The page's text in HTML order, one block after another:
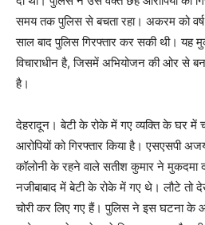
समय तक पुलिस से बचता रहा। अकरम को
साल बाद पुलिस गिरफ्तार कर सकी थी। यह
विचाराधीन है, जिसमें अभियोजन की ओर से
है।
देहरादून। बेटी के रोके में गए व्यक्ति के घर में
आरोपियों को गिरफ्तार किया है। एसएसपी
कॉलोनी के रहने वाले सतीश कुमार ने मुकदमा
नजीबाबाद में बेटी के रोके में गए थे। लौटे
चोरी कर लिए गए हैं। पुलिस ने इस घटना के